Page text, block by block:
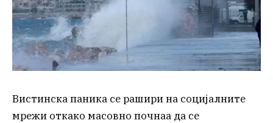
Вистинска паника се рашири на социјалните
мрежи откако масовно почнаа да се